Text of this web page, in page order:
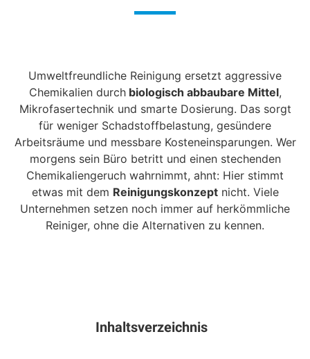
Umweltfreundliche Reinigung ersetzt aggressive
Chemikalien durchbiologisch abbaubare Mittel,
Mikrofasertechnik und smarte Dosierung. Das sorgt
für weniger Schadstoffbelastung, gesündere
Arbeitsräume und messbare Kosteneinsparungen. Wer
morgens sein Büro betritt und einen stechenden
Chemikaliengeruch wahrnimmt, ahnt: Hier stimmt
etwas mit dem Reinigungskonzeptnicht. Viele
Unternehmen setzen noch immer auf herkömmliche
Reiniger, ohne die Alternativen zu kennen.
Inhaltsverzeichnis